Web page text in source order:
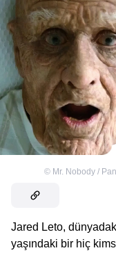
© Mr. Nobody /
Jared Leto,
yaşındaki bir hiç